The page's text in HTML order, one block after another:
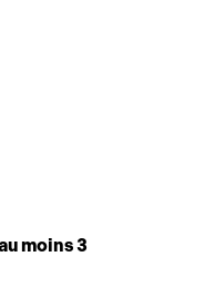
moins 3